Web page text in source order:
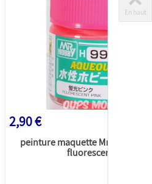
2,90 €
peinture maquette Mr Hobby
fluorescent 10 ml
En haut